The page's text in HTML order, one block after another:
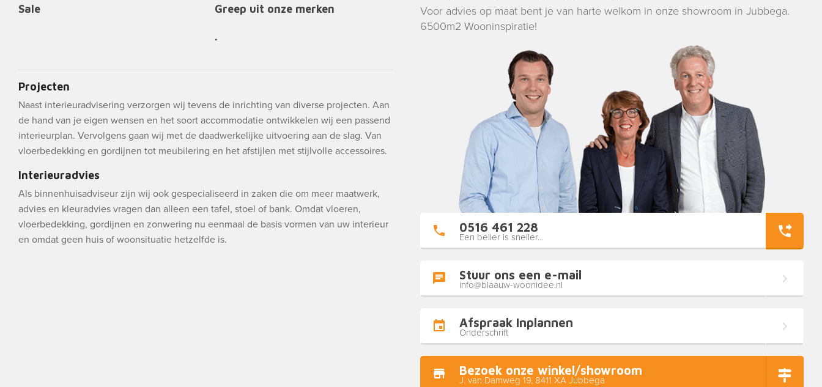
Sale Greep uit onze merken
.
Projecten
Naast interieuradvisering verzorgen wij tevens de inrichting van diverse projecten. Aan
de hand van je eigen wensen en het soort accommodatie ontwikkelen wij een passend
interieurplan. Vervolgens gaan wij met de daadwerkelijke uitvoering aan de slag. Van
vloerbedekking en gordijnen tot meubilering en het afstijlen met stijlvolle accessoires.
Interieuradvies
Als binnenhuisadviseur zijn wij ook gespecialiseerd in zaken die om meer maatwerk,
advies en kleuradvies vragen dan alleen een tafel, stoel of bank. Omdat vloeren,
vloerbedekking, gordijnen en zonwering nu eenmaal de basis vormen van uw interieur
en omdat geen huis of woonsituatie hetzelfde is.
Voor advies op maat bent je van harte welkom in onze showroom in Jubbega.
6500m2 Wooninspiratie!
0516 461 228
Een beller is sneller...
Stuur ons een e-mail
info@blaauw-woonidee.nl
Afspraak Inplannen
Onderschrift
Bezoek onze winkel/showroom
J. van Damweg 19, 8411 XA Jubbega